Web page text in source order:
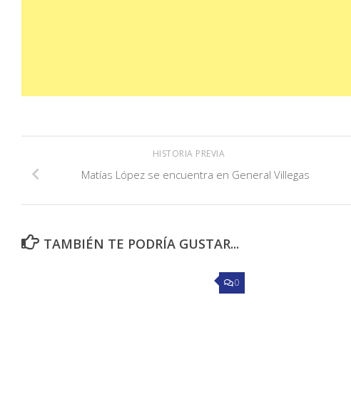
HISTORIA PREVIA
Matías López se encuentra en General Villegas
TAMBIÉN TE PODRÍA GUSTAR...
0